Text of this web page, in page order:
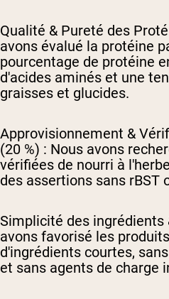
Qualité & Pureté des
avons évalué la protéine
pourcentage de protéine
d'acides aminés et une
graisses et glucides.
Approvisionnement &
(20 %) : Nous avons
vérifiées de nourri à
des assertions sans rBST
Simplicité des ingrédients
avons favorisé les
d'ingrédients courtes,
et sans agents de charge